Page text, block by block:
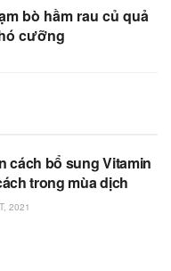
bò hầm rau củ quả
cưỡng
cách bổ sung Vitamin
trong mùa dịch
2021